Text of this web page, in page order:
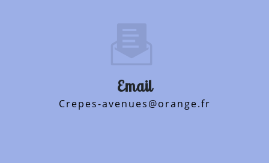
Email
crepes-avenues@orange.fr